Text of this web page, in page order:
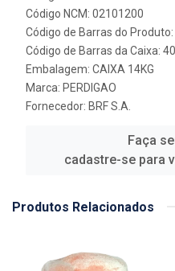
Código NCM: 02101200
Código de Barras do
Código de Barras da Caixa:
Embalagem: CAIXA 14KG
Marca: PERDIGAO
Fornecedor: BRF S.A.
Faça
cadastre-se para
Produtos Relacionados